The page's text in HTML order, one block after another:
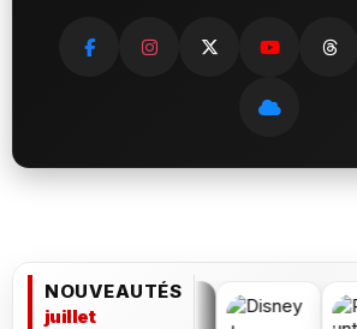
NOUVEAUTÉS
juillet